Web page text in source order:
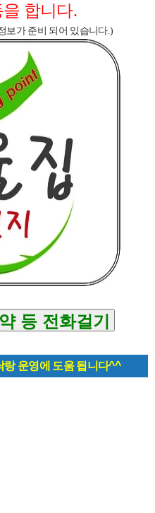
합니다.
보가 준비 되어 있습니다.)
운영에 도움 됩니다^^